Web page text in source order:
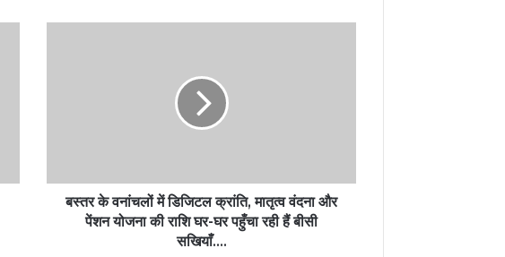
बस्तर के वनांचलों में डिजिटल क्रांति, मातृत्व वंदना और
पेंशन योजना की राशि घर-घर पहुँचा रही हैं बीसी
सखियाँ….